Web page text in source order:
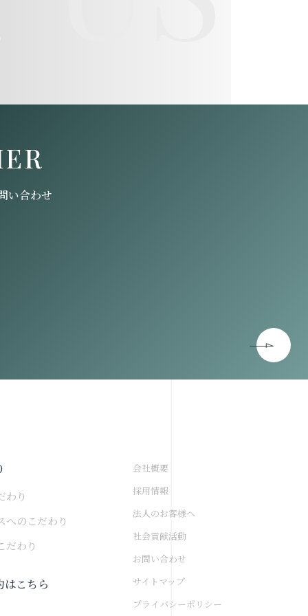
い合わせ
わり
へのこだわり
だわり
はこちら
会社概要
採用情報
法人のお客様へ
社会貢献活動
お問い合わせ
サイトマップ
プライバシーポリシー